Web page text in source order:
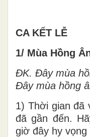
CA KẾT LỄ
1/ Mùa Hồng
ĐK. Đây mùa
Đây mùa hồng
1) Thời gian đã
đã gần đến.
giờ đây hy